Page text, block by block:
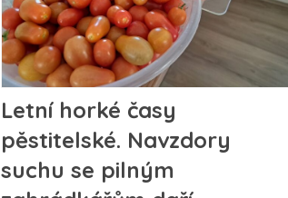
Letní horké časy
pěstitelské. Navzdory
suchu se pilným